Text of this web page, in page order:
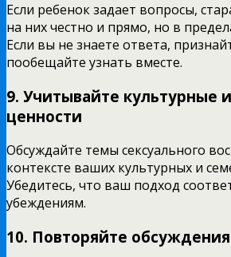
Если ребенок задает вопросы,
на них честно и прямо, но в
Если вы не знаете ответа,
пообещайте узнать вместе.
9. Учитывайте культурные
ценности
Обсуждайте темы сексуального
контексте ваших культурных и
Убедитесь, что ваш подход
убеждениям.
10. Повторяйте обсуждения